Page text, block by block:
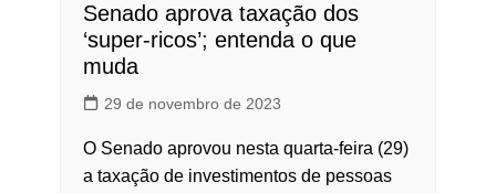
Senado aprova taxação dos
‘super-ricos’; entenda o que
muda
29 de novembro de 2023
O Senado aprovou nesta quarta-feira (29)
a taxação de investimentos de pessoas